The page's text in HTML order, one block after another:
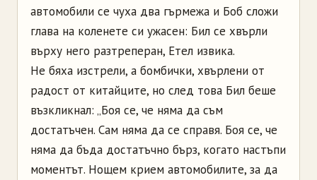
автомобили се чуха два гърмежа и Боб сложи
глава на коленете си ужасeн: Бил се хвърли
върху него разтреперан, Етел извика.
Не бяха изстрели, а бомбички, хвърлени от
радост от китайците, но след това Бил беше
възкликнал: „Боя се, че няма да съм
достатъчен. Сам няма да се справя. Боя се, че
няма да бъда достатъчно бърз, когато настъпи
моментът. Нощем крием автомобилите, за да